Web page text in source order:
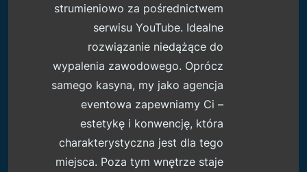
strumieniowo za pośrednictwem
serwisu YouTube. Idealne
rozwiązanie niedążące do
wypalenia zawodowego. Oprócz
samego kasyna, my jako agencja
eventowa zapewniamy Ci –
estetykę i konwencję, która
charakterystyczna jest dla tego
miejsca. Poza tym wnętrze staje